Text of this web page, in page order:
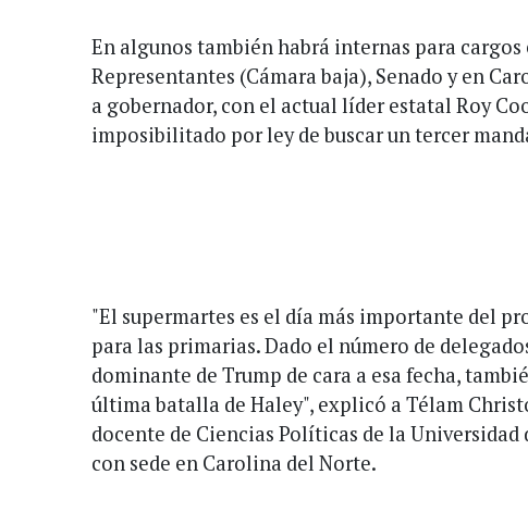
En algunos también habrá internas para cargos
Representantes (Cámara baja), Senado y en
a gobernador, con el actual líder estatal Roy
imposibilitado por ley de buscar un tercer
"El supermartes es el día más importante del
para las primarias. Dado el número de
dominante de Trump de cara a esa fecha,
última batalla de Haley", explicó a Télam
docente de Ciencias Políticas de la Universidad
con sede en Carolina del Norte.